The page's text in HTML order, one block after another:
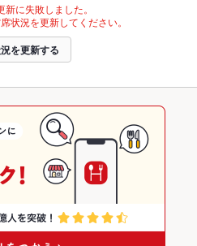
に失敗しました。
状況を更新してください。
を更新する